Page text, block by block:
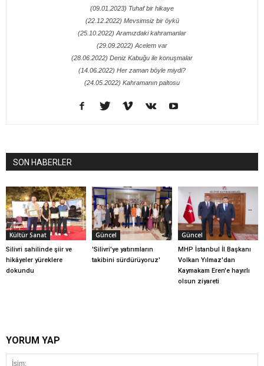
(09.01.2023) Tuhaf bir hikaye
(22.12.2022) Mevsimsiz bir öykü
(25.10.2022) Aramızdaki kahramanlar
(29.09.2022) Acelem var
(28.06.2022) Deniz Kabuğu ile konuşmalar
(14.06.2022) Her zaman böyle miydi?
(24.05.2022) Kahramanın paltosu
SON HABERLER
Kültür Sanat
Silivri sahilinde şiir ve
hikâyeler yüreklere
dokundu
Güncel
'Silivri'ye yatırımların
takibini sürdürüyoruz'
Güncel
MHP İstanbul İl Başkanı
Volkan Yılmaz'dan
Kaymakam Eren'e hayırlı
olsun ziyareti
YORUM YAP